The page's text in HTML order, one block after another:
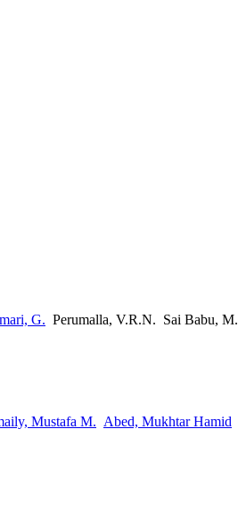
G. Perumalla, V.R.N. Sai Babu, M.
Mustafa M. Abed, Mukhtar Hamid